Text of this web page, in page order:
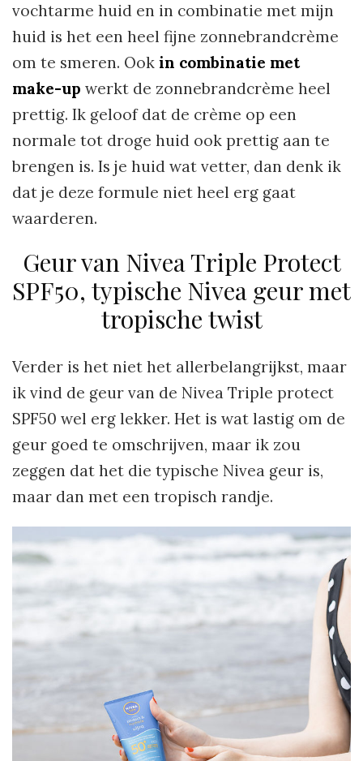
vochtarme huid en in combinatie met mijn
huid is het een heel fijne zonnebrandcrème
om te smeren. Ook in combinatie met
make-up werkt de zonnebrandcrème heel
prettig. Ik geloof dat de crème op een
normale tot droge huid ook prettig aan te
brengen is. Is je huid wat vetter, dan denk ik
dat je deze formule niet heel erg gaat
waarderen.
Geur van Nivea Triple Protect
SPF50, typische Nivea geur met
tropische twist
Verder is het niet het allerbelangrijkst, maar
ik vind de geur van de Nivea Triple protect
SPF50 wel erg lekker. Het is wat lastig om de
geur goed te omschrijven, maar ik zou
zeggen dat het die typische Nivea geur is,
maar dan met een tropisch randje.